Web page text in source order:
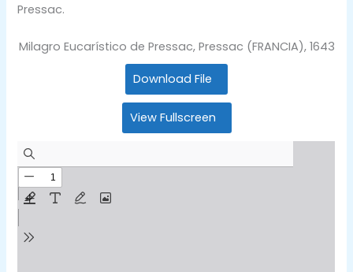
Pressac.
Milagro Eucarístico de Pressac, Pressac (FRANCIA), 1643
Download File
View Fullscreen